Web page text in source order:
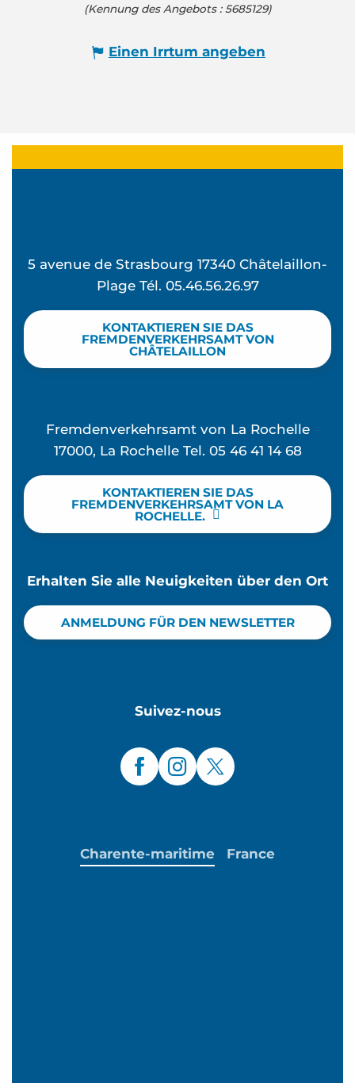
(Kennung des Angebots :5685129)
Einen Irrtum angeben
5 avenue de Strasbourg 17340 Châtelaillon-
Plage Tél. 05.46.56.26.97
KONTAKTIEREN SIE DAS
FREMDENVERKEHRSAMT VON
CHÂTELAILLON
Fremdenverkehrsamt von La Rochelle
17000, La Rochelle Tel. 05 46 41 14 68
KONTAKTIEREN SIE DAS
FREMDENVERKEHRSAMT VON LA
ROCHELLE.
Erhalten Sie alle Neuigkeiten über den Ort
ANMELDUNG FÜR DEN NEWSLETTER
Suivez-nous
Charente-maritime France